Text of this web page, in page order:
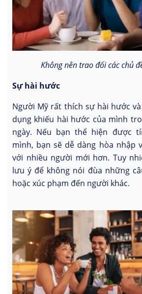
Không nên trao đổi các chủ
Sự hài hước
Người Mỹ rất thích sự hài hước
dụng khiếu hài hước của mình
ngày. Nếu bạn thể hiện được
mình, bạn sẽ dễ dàng hòa nhập
với nhiều người mới hơn. Tuy
lưu ý để không nói đùa những
hoặc xúc phạm đến người khác.